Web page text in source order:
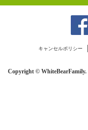
キャンセルポリシー
Copyright © WhiteBearFamily.